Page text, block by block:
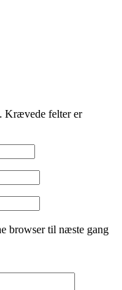
Krævede felter er
browser til næste gang